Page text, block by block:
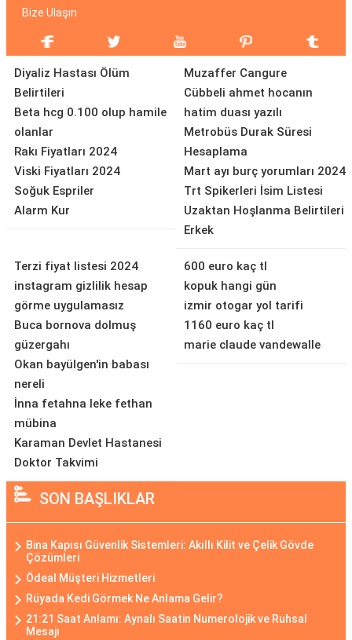
Bize Ulaşın
Diyaliz Hastası Ölüm
Belirtileri
Beta hcg 0.100 olup hamile
olanlar
Rakı Fiyatları 2024
Viski Fiyatları 2024
Soğuk Espriler
Alarm Kur
Muzaffer Cangure
Cübbeli ahmet hocanın
hatim duası yazılı
Metrobüs Durak Süresi
Hesaplama
Mart ayı burç yorumları 2024
Trt Spikerleri İsim Listesi
Uzaktan Hoşlanma Belirtileri
Erkek
Terzi fiyat listesi 2024
instagram gizlilik hesap
görme uygulamasız
Buca bornova dolmuş
güzergahı
Okan bayülgen'in babası
nereli
İnna fetahna leke fethan
mübina
Karaman Devlet Hastanesi
Doktor Takvimi
600 euro kaç tl
kopuk hangi gün
izmir otogar yol tarifi
1160 euro kaç tl
marie claude vandewalle
SON BAŞLIKLAR
Bina Kapısı Güvenlik Sistemleri: Akıllı Kilit ve Çelik Gövde
Çözümleri
Ödeal Müşteri Hizmetleri
Rüyada Kedi Görmek Ne Anlama Gelir?
21:21 Saat Anlamı: Aynalı Saatin Numerolojik ve Ruhsal
Mesajı